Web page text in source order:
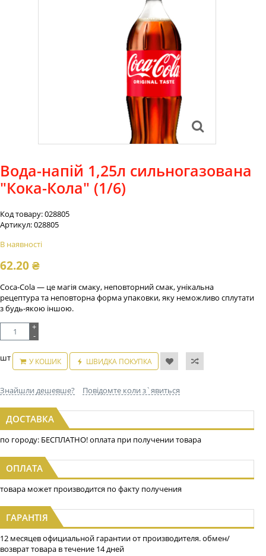
Вода-напій 1,25л сильногазована
"Кока-Кола" (1/6)
Код товару:028805
Артикул:028805
В наявності
62.20₴
Coca-Cola — це магія смаку, неповторний смак, унікальна
рецептура та неповторна форма упаковки, яку неможливо сплутати
з будь-якою іншою.
+
-
шт У КОШИК ШВИДКА ПОКУПКА
Знайшли дешевше? Повідомте коли з`явиться
ДОСТАВКА
по городу: БЕСПЛАТНО! оплата при получении товара
ОПЛАТА
товара может производится по факту получения
ГАРАНТІЯ
12 месяцев официальной гарантии от производителя. обмен/
возврат товара в течение 14 дней